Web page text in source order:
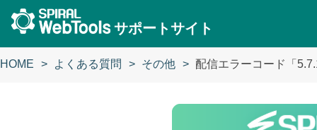
サポートサイト
HOME よくある質問 その他 配信エラーコード「